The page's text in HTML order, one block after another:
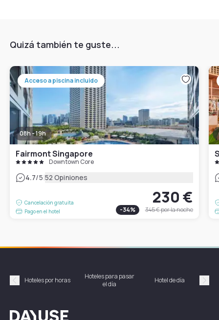
Quizá también te guste...
Acceso a piscina incluido
08h - 19h
Fairmont Singapore
Downtown Core
4.7/5|52 Opiniones
Cancelación gratuita
Pago en el hotel
230 €
-34% 345 €por la noche
Précédent
Hoteles por horas
Hoteles para pasar
el día
Hotel de día
Dayuse